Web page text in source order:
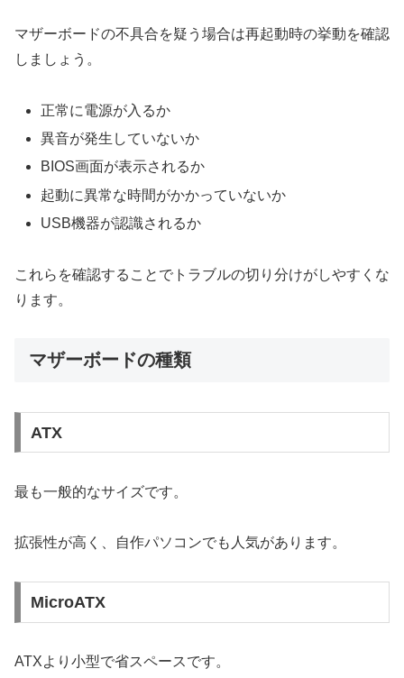
マザーボードの不具合を疑う場合は再起動時の挙動を確認
しましょう。
正常に電源が入るか
異音が発生していないか
BIOS画面が表示されるか
起動に異常な時間がかかっていないか
USB機器が認識されるか
これらを確認することでトラブルの切り分けがしやすくな
ります。
マザーボードの種類
ATX
最も一般的なサイズです。
拡張性が高く、自作パソコンでも人気があります。
MicroATX
ATXより小型で省スペースです。